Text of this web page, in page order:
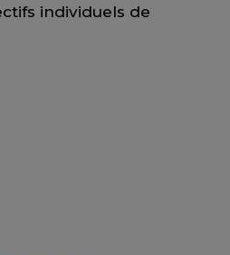
individuels de